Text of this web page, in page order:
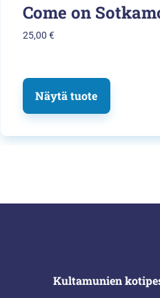
Come on
25,00 €
Näytä tuote
Kultamunien